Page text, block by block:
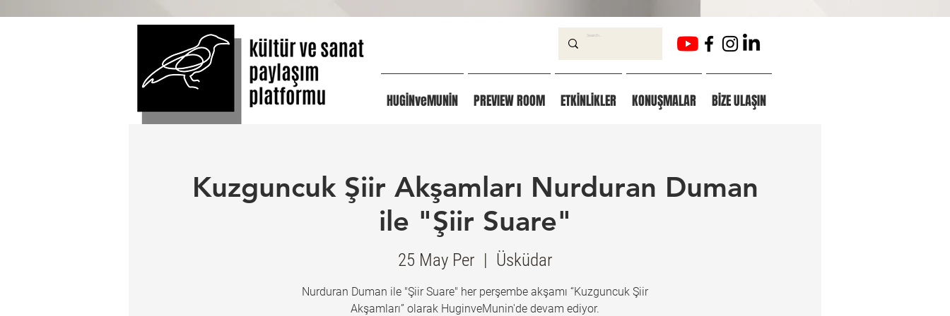
HUGİNveMUNİN PREVIEW ROOM ETKİNLİKLER KONUŞMALAR BİZE ULAŞIN
Kuzguncuk Şiir Akşamları Nurduran Duman
ile "Şiir Suare"
25 May Per
  |
Üsküdar
Nurduran Duman ile "Şiir Suare" her perşembe akşamı “Kuzguncuk Şiir
Akşamları” olarak HuginveMunin'de devam ediyor.